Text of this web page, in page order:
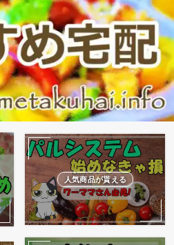
人気商品が貰える